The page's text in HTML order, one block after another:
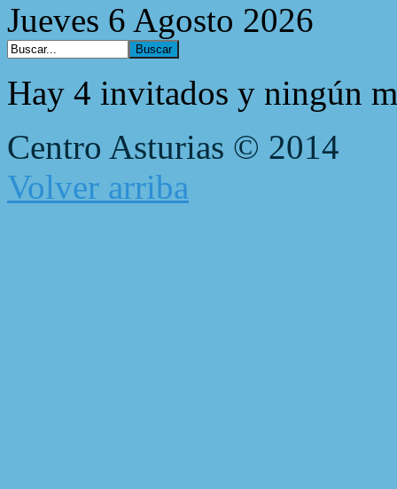
Jueves 6 Agosto 2026
Hay 4 invitados y ningún
Centro Asturias © 2014
Volver arriba